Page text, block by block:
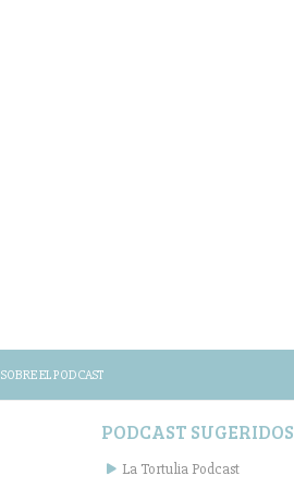
SOBRE EL PODCAST
PODCAST SUGERIDOS
La Tortulia Podcast